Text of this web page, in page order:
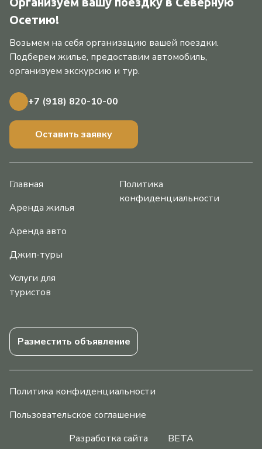
Осетию!
Возьмем на себя организацию вашей поездки.
Подберем жилье, предоставим автомобиль,
организуем экскурсию и тур.
+7 (918) 820-10-00
Оставить заявку
Главная
Аренда жилья
Аренда авто
Джип-туры
Услуги для
туристов
Политика
конфиденциальности
Разместить объявление
Политика конфиденциальности
Пользовательское соглашение
Разработка сайта
BETA